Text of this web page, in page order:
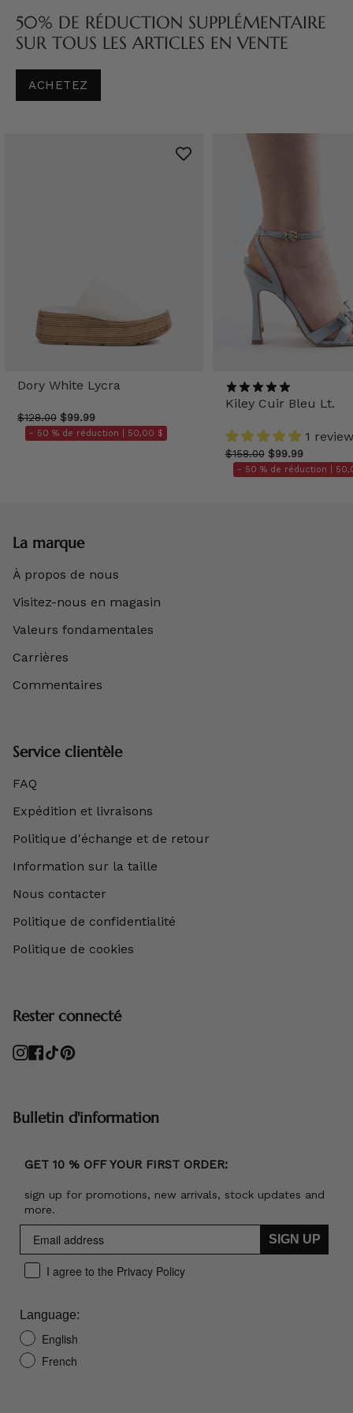
50% DE RÉDUCTION SUPPLÉMENTAIRE
SUR TOUS LES ARTICLES EN VENTE
ACHETEZ
Dory White Lycra
$128.00 $99.99
- 50 % de réduction | 50,00 $
Kiley Cuir Bleu Lt.
1 review
$158.00 $99.99
- 50 % de réduction |
La marque
À propos de nous
Visitez-nous en magasin
Valeurs fondamentales
Carrières
Commentaires
Service clientèle
FAQ
Expédition et livraisons
Politique d'échange et de retour
Information sur la taille
Nous contacter
Politique de confidentialité
Politique de cookies
Rester connecté
Instagram
Facebook
TikTokPinterest
Bulletin d'information
GET 10 % OFF YOUR FIRST ORDER:
sign up for promotions, new arrivals, stock updates and
more.
SIGN UP
I agree to the Privacy Policy
Language:
English
French